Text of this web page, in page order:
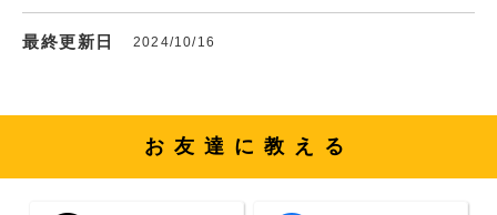
最終更新日 2024/10/16
お友達に教える